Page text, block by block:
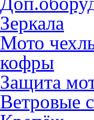
Зеркала
Мото
кофры
Защита
Ветровые